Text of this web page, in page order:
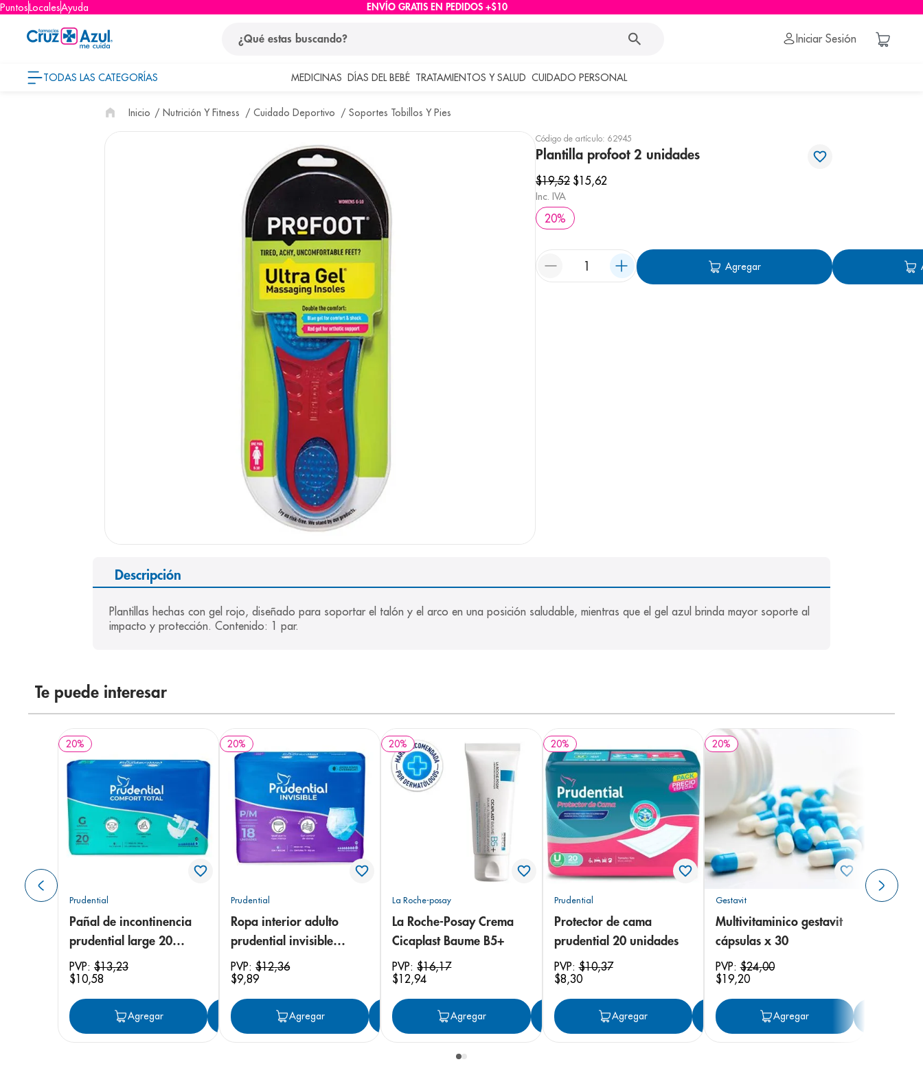
PuntosLocalesAyuda ENVÍO GRATIS EN PEDIDOS +$10
Iniciar Sesión
TODAS LAS CATEGORÍAS MEDICINAS DÍAS DEL BEBÉ TRATAMIENTOS Y SALUD CUIDADO PERSONAL
Nutrición Y Fitness Cuidado Deportivo Soportes Tobillos Y Pies
Código de artículo: 62945
Plantilla profoot 2 unidades
$19,52 $15,62
Inc. IVA
20%
Agregar
Descripción
Plantillas hechas con gel rojo, diseñado para soportar el talón y el arco en una posición saludable, mientras que el gel azul brinda mayor soporte al
impacto y protección. Contenido: 1 par.
Te puede interesar
20%
Prudential
Pañal de incontinencia
prudential large 20
unidades
PVP: $13,23
$10,58
Agregar Agregar
20%
Prudential
Ropa interior adulto
prudential invisible
small/medium 18
unidades
PVP:$12,36
$9,89
Agregar Agregar
20%
La Roche-posay
La Roche-Posay Crema
Cicaplast Baume B5+
PVP:$16,17
$12,94
Agregar Agregar
20%
Prudential
Protector de cama
prudential 20 unidades
PVP:$10,37
$8,30
Agregar Agregar
20%
Gestavit
Multivitaminico gestavit
cápsulas x 30
PVP:$24,00
$19,20
Agregar
términos más buscados
1 . protector solar
eucerin
4. cerave
6. bioderma
shampoo
desodorante
9. pediasure
panolini